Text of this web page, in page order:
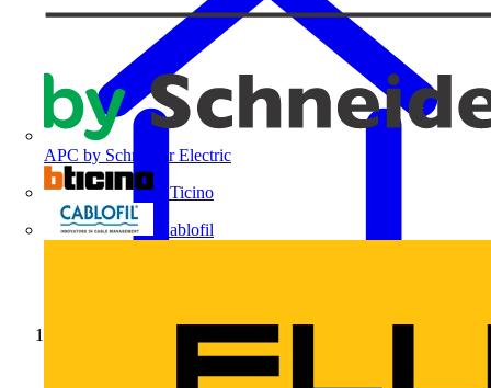
APC by Schneider Electric
BTicino
Cablofil